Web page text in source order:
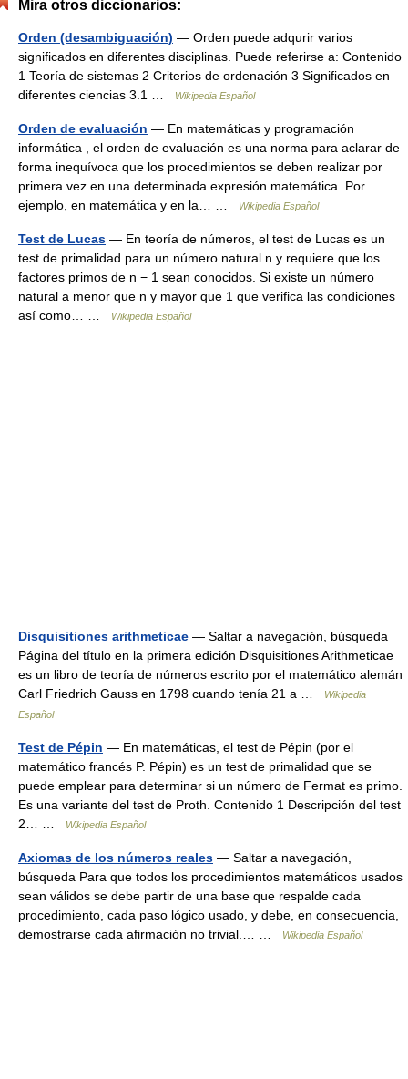
Mira otros diccionarios:
Orden (desambiguación) — Orden puede adqurir varios
significados en diferentes disciplinas. Puede referirse a: Contenido
1 Teoría de sistemas 2 Criterios de ordenación 3 Significados en
diferentes ciencias 3.1 …
Wikipedia Español
Orden de evaluación — En matemáticas y programación
informática , el orden de evaluación es una norma para aclarar de
forma inequívoca que los procedimientos se deben realizar por
primera vez en una determinada expresión matemática. Por
ejemplo, en matemática y en la… …
Wikipedia Español
Test de Lucas — En teoría de números, el test de Lucas es un
test de primalidad para un número natural n y requiere que los
factores primos de n − 1 sean conocidos. Si existe un número
natural a menor que n y mayor que 1 que verifica las condiciones
así como… …
Wikipedia Español
Disquisitiones arithmeticae — Saltar a navegación, búsqueda
Página del título en la primera edición Disquisitiones Arithmeticae
es un libro de teoría de números escrito por el matemático alemán
Carl Friedrich Gauss en 1798 cuando tenía 21 a …
Wikipedia
Español
Test de Pépin — En matemáticas, el test de Pépin (por el
matemático francés P. Pépin) es un test de primalidad que se
puede emplear para determinar si un número de Fermat es primo.
Es una variante del test de Proth. Contenido 1 Descripción del test
2… …
Wikipedia Español
Axiomas de los números reales — Saltar a navegación,
búsqueda Para que todos los procedimientos matemáticos usados
sean válidos se debe partir de una base que respalde cada
procedimiento, cada paso lógico usado, y debe, en consecuencia,
demostrarse cada afirmación no trivial.… …
Wikipedia Español